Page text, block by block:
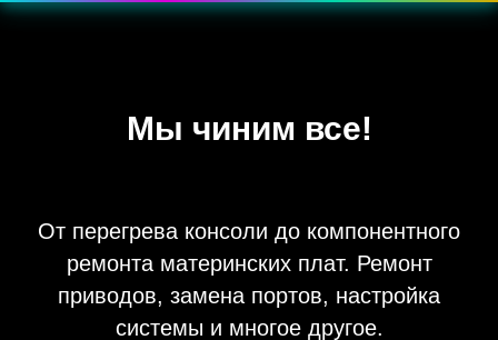
???? Эффект — мягкое пульсирующее свечение, как неоновая
Мы чиним все!
От перегрева консоли до компонентного
ремонта материнских плат. Ремонт
приводов, замена портов, настройка
системы и многое другое.